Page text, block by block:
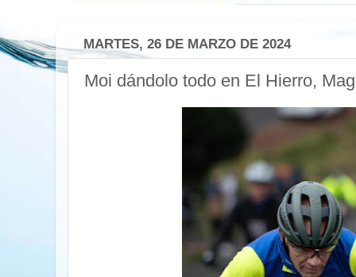
MARTES, 26 DE MARZO DE 2024
Moi dándolo todo en El Hierro,